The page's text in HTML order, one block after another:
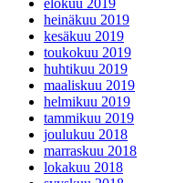
heinäkuu 2019
kesäkuu 2019
toukokuu 2019
huhtikuu 2019
maaliskuu 2019
helmikuu 2019
tammikuu 2019
joulukuu 2018
marraskuu 2018
lokakuu 2018